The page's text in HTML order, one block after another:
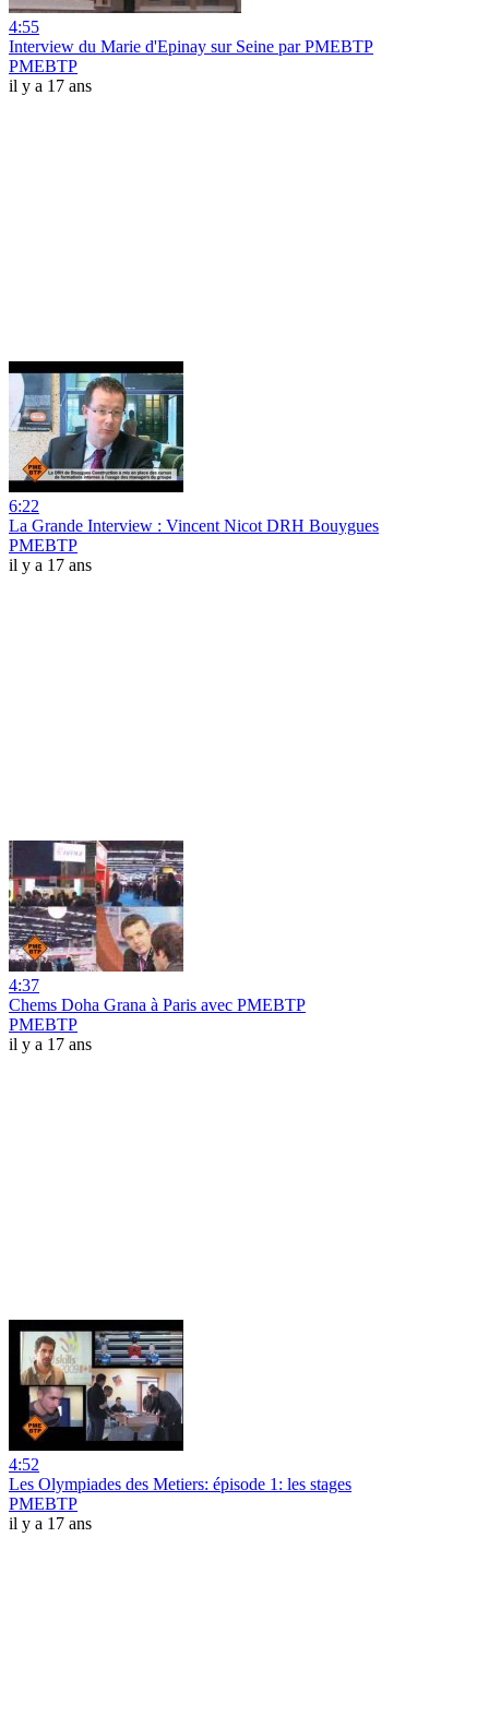
4:55
Interview du Marie d'Epinay sur Seine par PMEBTP
PMEBTP
il y a 17 ans
6:22
La Grande Interview : Vincent Nicot DRH Bouygues
PMEBTP
il y a 17 ans
4:37
Chems Doha Grana à Paris avec PMEBTP
PMEBTP
il y a 17 ans
4:52
Les Olympiades des Metiers: épisode 1: les stages
PMEBTP
il y a 17 ans